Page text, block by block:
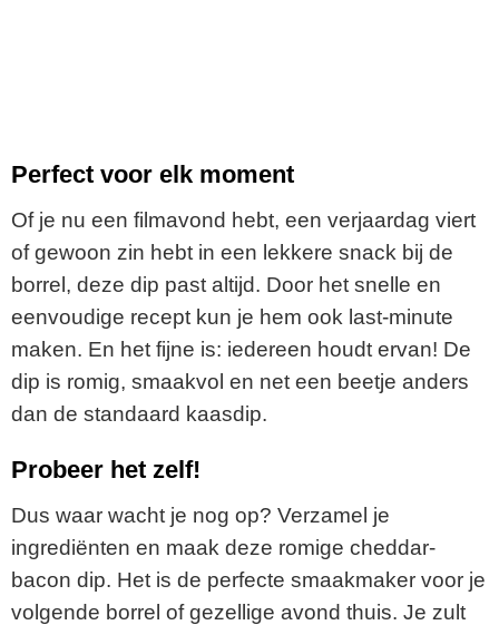
Perfect voor elk moment
Of je nu een filmavond hebt, een verjaardag viert
of gewoon zin hebt in een lekkere snack bij de
borrel, deze dip past altijd. Door het snelle en
eenvoudige recept kun je hem ook last-minute
maken. En het fijne is: iedereen houdt ervan! De
dip is romig, smaakvol en net een beetje anders
dan de standaard kaasdip.
Probeer het zelf!
Dus waar wacht je nog op? Verzamel je
ingrediënten en maak deze romige cheddar-
bacon dip. Het is de perfecte smaakmaker voor je
volgende borrel of gezellige avond thuis. Je zult